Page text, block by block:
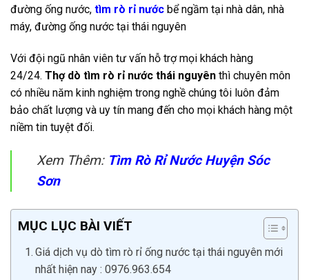
đường ống nước, tìm rò rỉ nước bể ngầm tại nhà dân, nhà
máy, đường ống nước tại thái nguyên
Với đội ngũ nhân viên tư vấn hỗ trợ mọi khách hàng
24/24. Thợ dò tìm rò rỉ nước thái nguyên thì chuyên môn
có nhiều năm kinh nghiệm trong nghề chúng tôi luôn đảm
bảo chất lượng và uy tín mang đến cho mọi khách hàng một
niềm tin tuyệt đối.
Xem Thêm: Tìm Rò Rỉ Nước Huyện Sóc
Sơn
MỤC LỤC BÀI VIẾT
Giá dịch vụ dò tìm rò rỉ ống nước tại thái nguyên mới
nhất hiện nay : 0976.963.654